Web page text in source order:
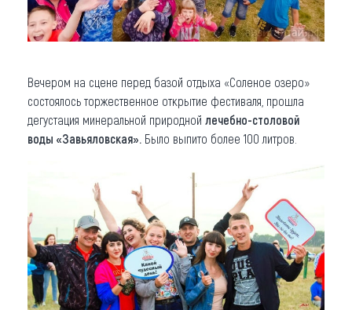
Вечером на сцене перед базой отдыха «Соленое озеро»
состоялось торжественное открытие фестиваля, прошла
дегустация минеральной природной лечебно-столовой
воды «Завьяловская». Было выпито более 100 литров.